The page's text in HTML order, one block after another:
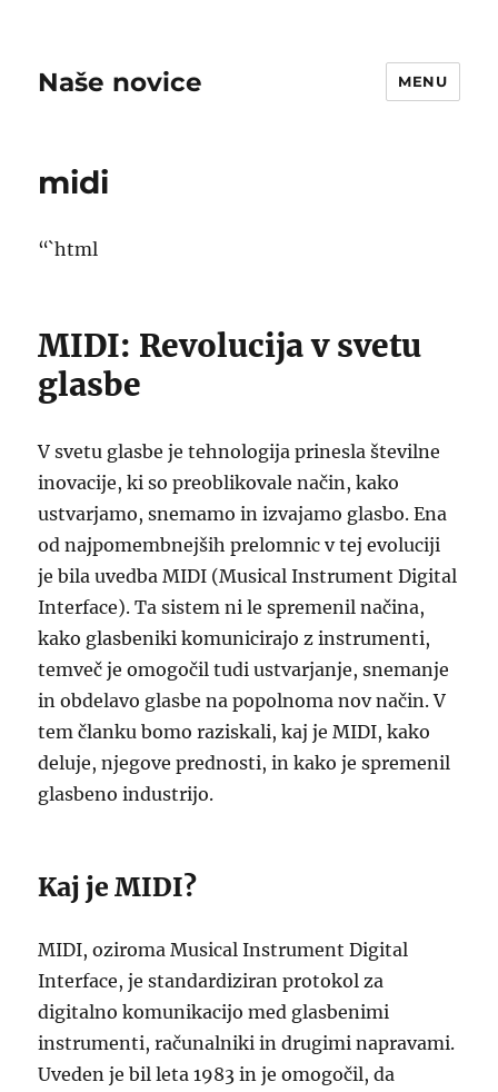
Naše novice MENU
midi
“`html
MIDI: Revolucija v svetu
glasbe
V svetu glasbe je tehnologija prinesla številne
inovacije, ki so preoblikovale način, kako
ustvarjamo, snemamo in izvajamo glasbo. Ena
od najpomembnejših prelomnic v tej evoluciji
je bila uvedba MIDI (Musical Instrument Digital
Interface). Ta sistem ni le spremenil načina,
kako glasbeniki komunicirajo z instrumenti,
temveč je omogočil tudi ustvarjanje, snemanje
in obdelavo glasbe na popolnoma nov način. V
tem članku bomo raziskali, kaj je MIDI, kako
deluje, njegove prednosti, in kako je spremenil
glasbeno industrijo.
Kaj je MIDI?
MIDI, oziroma Musical Instrument Digital
Interface, je standardiziran protokol za
digitalno komunikacijo med glasbenimi
instrumenti, računalniki in drugimi napravami.
Uveden je bil leta 1983 in je omogočil, da